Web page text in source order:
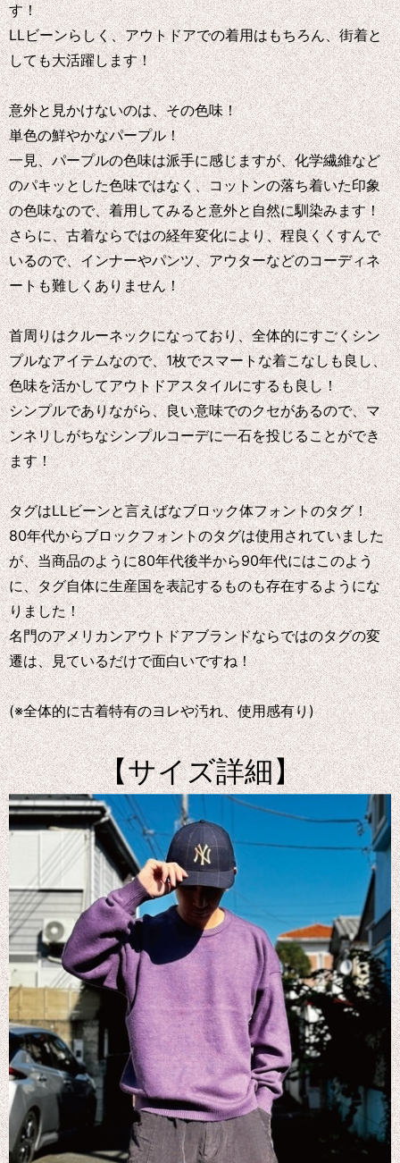
す！
LLビーンらしく、アウトドアでの着用はもちろん、街着と
しても大活躍します！
意外と見かけないのは、その色味！
単色の鮮やかなパープル！
一見、パープルの色味は派手に感じますが、化学繊維など
のパキッとした色味ではなく、コットンの落ち着いた印象
の色味なので、着用してみると意外と自然に馴染みます！
さらに、古着ならではの経年変化により、程良くくすんで
いるので、インナーやパンツ、アウターなどのコーディネ
ートも難しくありません！
首周りはクルーネックになっており、全体的にすごくシン
プルなアイテムなので、1枚でスマートな着こなしも良し、
色味を活かしてアウトドアスタイルにするも良し！
シンプルでありながら、良い意味でのクセがあるので、マ
ンネリしがちなシンプルコーデに一石を投じることができ
ます！
タグはLLビーンと言えばなブロック体フォントのタグ！
80年代からブロックフォントのタグは使用されていました
が、当商品のように80年代後半から90年代にはこのよう
に、タグ自体に生産国を表記するものも存在するようにな
りました！
名門のアメリカンアウトドアブランドならではのタグの変
遷は、見ているだけで面白いですね！
(※全体的に古着特有のヨレや汚れ、使用感有り)
【サイズ詳細】